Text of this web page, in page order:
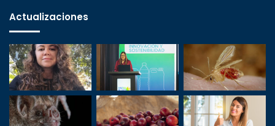
Actualizaciones